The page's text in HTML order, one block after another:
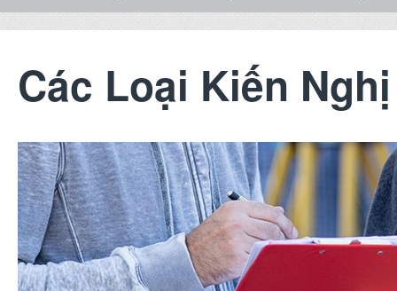
Các Loại Kiến Nghị